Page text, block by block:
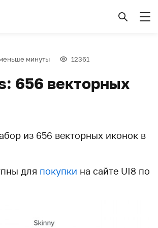
минуты 12361
656 векторных
из 656 векторных иконок в
для покупки на сайте UI8 по